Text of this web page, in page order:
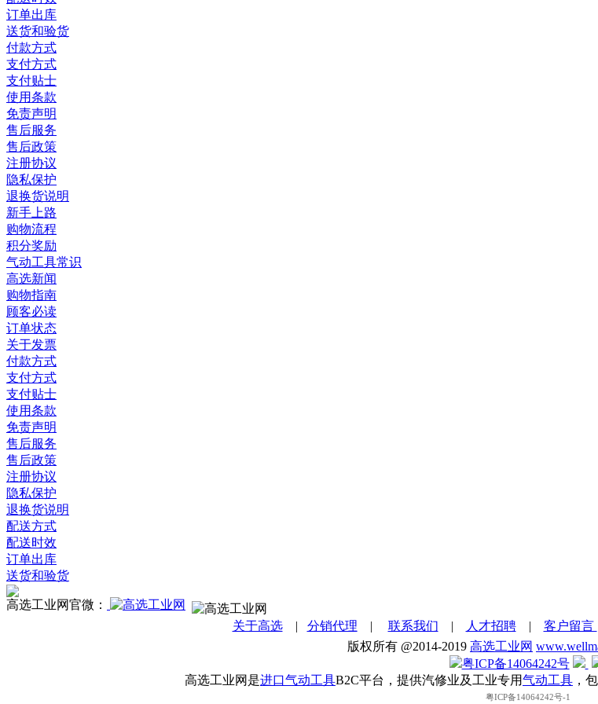
订单出库
送货和验货
付款方式
支付方式
支付贴士
使用条款
免责声明
售后服务
售后政策
注册协议
隐私保护
退换货说明
新手上路
购物流程
积分奖励
气动工具常识
高选新闻
购物指南
顾客必读
订单状态
关于发票
付款方式
支付方式
支付贴士
使用条款
免责声明
售后服务
售后政策
注册协议
隐私保护
退换货说明
配送方式
配送时效
订单出库
送货和验货
高选工业网官微：
关于高选| 分销代理 | 联系我们 | 人才招聘| 客户留言
版权所有 @2014-2019 高选工业网
粤ICP备14064242号
高选工业网是进口气动工具B2C平台，提供汽修业及工业专用气动工具 ，
粤ICP备14064242号-1